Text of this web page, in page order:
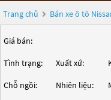
Trang chủ Bán xe ô tô
Giá bán:
Tình trạng: Xuất xứ:
Chỗ ngồi: Nhiên liệu: